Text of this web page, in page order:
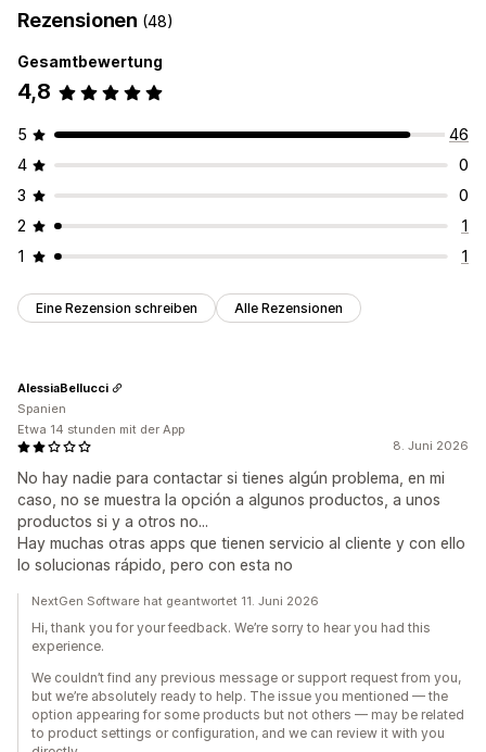
Rezensionen (48)
Gesamtbewertung
4,8
5
46
4
0
3
0
2
1
1
1
Eine Rezension schreiben Alle Rezensionen
8. Juni 2026
No hay nadie para contactar si tienes algún problema, en mi
caso, no se muestra la opción a algunos productos, a unos
productos si y a otros no...
Hay muchas otras apps que tienen servicio al cliente y con ello
lo solucionas rápido, pero con esta no
AlessiaBellucci
Spanien
Etwa 14 stunden mit der App
NextGen Software hat geantwortet 11. Juni 2026
Hi, thank you for your feedback. We’re sorry to hear you had this
experience.
We couldn’t find any previous message or support request from you,
but we’re absolutely ready to help. The issue you mentioned — the
option appearing for some products but not others — may be related
to product settings or configuration, and we can review it with you